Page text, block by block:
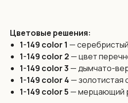
Цветовые решения:
1-149 color 1 — серебристый
1-149 color 2 — цвет
1-149 color 3 — дымчато-
1-149 color 4 — золотистая
1-149 color 5 — мерцающий
Цена:
138 бел. руб. / 3990 рос. руб. за 1 кв. м. на
дизайн из каталога
Если у вас есть идея для дизайна обоев, мы
реализовать силами наших художников.
разных техниках под любой стиль интерьера.
Присылайте ваш дизайн! Наш художник